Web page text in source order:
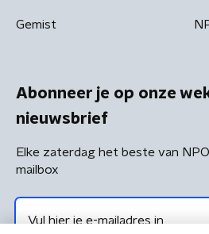
Gemist
Abonneer je op onze
nieuwsbrief
Elke zaterdag het beste van
mailbox